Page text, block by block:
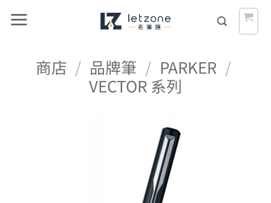
商店 / 品牌筆 / PARKER /
VECTOR 系列